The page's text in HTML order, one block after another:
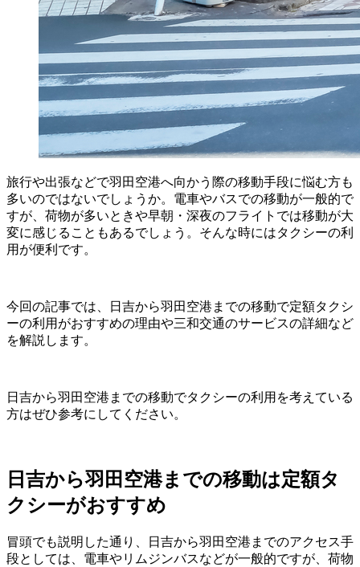
旅行や出張などで羽田空港へ向かう際の移動手段に悩む方も
多いのではないでしょうか。電車やバスでの移動が一般的で
すが、荷物が多いときや早朝・深夜のフライトでは移動が大
変に感じることもあるでしょう。そんな時にはタクシーの利
用が便利です。
今回の記事では、日吉から羽田空港までの移動で定額タクシ
ーの利用がおすすめの理由や三和交通のサービスの詳細など
を解説します。
日吉から羽田空港までの移動でタクシーの利用を考えている
方はぜひ参考にしてください。
日吉から羽田空港までの移動は定額タ
クシーがおすすめ
冒頭でも説明した通り、日吉から羽田空港までのアクセス手
段としては、電車やリムジンバスなどが一般的ですが、荷物